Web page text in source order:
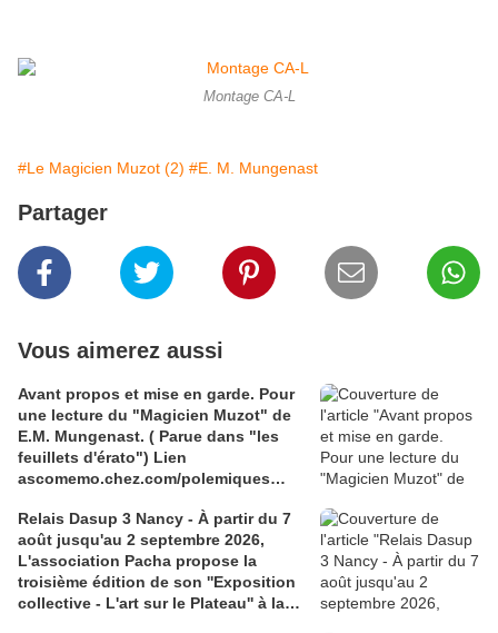
Montage CA-L
#Le Magicien Muzot (2) #E. M. Mungenast
Partager
Vous aimerez aussi
Avant propos et mise en garde. Pour
une lecture du "Magicien Muzot" de
E.M. Mungenast. ( Parue dans "les
feuillets d'érato") Lien
ascomemo.chez.com/polemiques
''Attention au lissage de notre
mémoire''
Relais Dasup 3 Nancy - À partir du 7
août jusqu'au 2 septembre 2026,
L'association Pacha propose la
troisième édition de son ''Exposition
collective - L'art sur le Plateau'' à la